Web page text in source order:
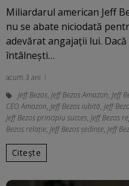
Miliardarul american Jeff
nu se abate niciodată
adevărat angajații lui.
întâlnești…
acum 3 ani
Jeff Bezos, Jeff Bezos Amazon, Jeff
CEO Amazon, Jeff Bezos iubită, Jeff
Jeff Bezos principiu succes, Jeff Bezos
Bezos relație, Jeff Bezos ședințe, Jeff
Citește